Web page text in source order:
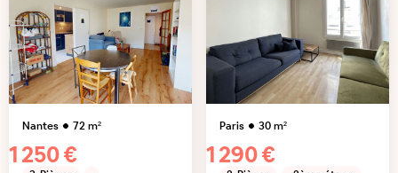
Nantes 72m²
1 250 €
Paris 30m²
1 290 €